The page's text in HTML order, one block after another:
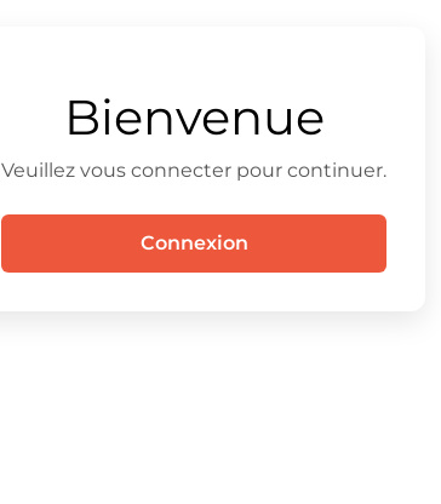
Bienvenue
Veuillez vous connecter pour continuer.
Connexion